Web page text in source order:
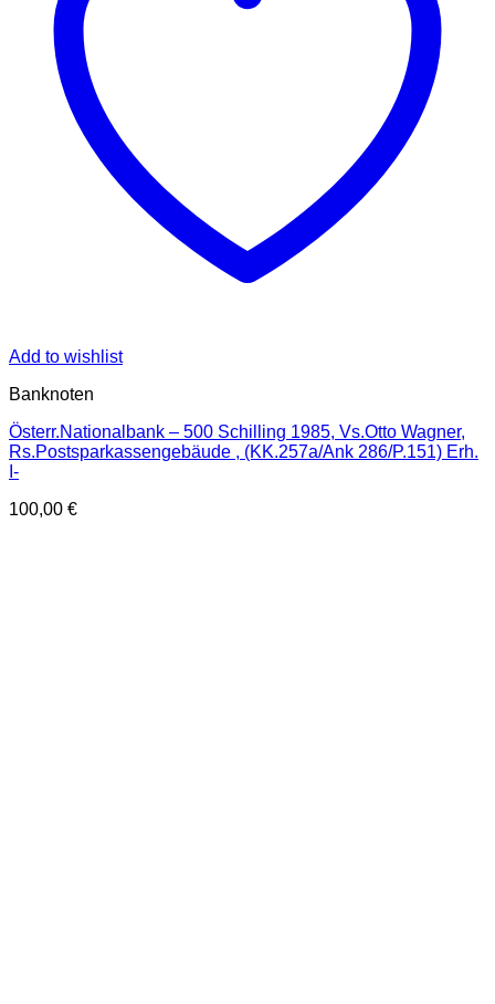
Add to wishlist
Banknoten
Österr.Nationalbank – 500 Schilling 1985, Vs.Otto Wagner,
Rs.Postsparkassengebäude , (KK.257a/Ank 286/P.151) Erh.
I-
100,00 €